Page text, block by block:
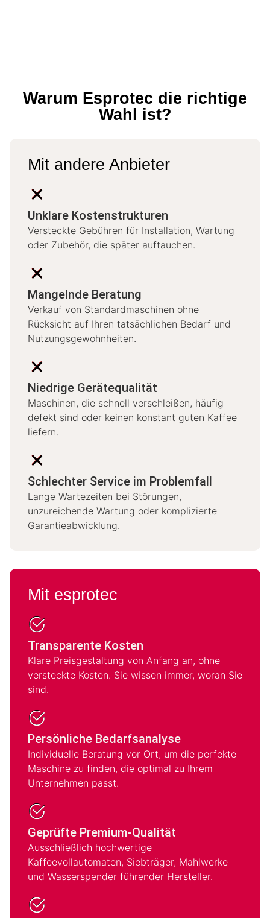
Warum Esprotec die richtige
Wahl ist?
Mit andere Anbieter
Unklare Kostenstrukturen
Versteckte Gebühren für Installation, Wartung
oder Zubehör, die später auftauchen.
Mangelnde Beratung
Verkauf von Standardmaschinen ohne
Rücksicht auf Ihren tatsächlichen Bedarf und
Nutzungsgewohnheiten.
Niedrige Gerätequalität
Maschinen, die schnell verschleißen, häufig
defekt sind oder keinen konstant guten Kaffee
liefern.
Schlechter Service im Problemfall
Lange Wartezeiten bei Störungen,
unzureichende Wartung oder komplizierte
Garantieabwicklung.
Mit esprotec
Transparente Kosten
Klare Preisgestaltung von Anfang an, ohne
versteckte Kosten. Sie wissen immer, woran Sie
sind.
Persönliche Bedarfsanalyse
Individuelle Beratung vor Ort, um die perfekte
Maschine zu finden, die optimal zu Ihrem
Unternehmen passt.
Geprüfte Premium-Qualität
Ausschließlich hochwertige
Kaffeevollautomaten, Siebträger, Mahlwerke
und Wasserspender führender Hersteller.